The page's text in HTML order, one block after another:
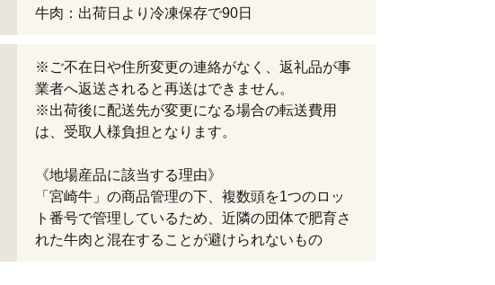
牛肉：出荷日より冷凍保存で90日
※ご不在日や住所変更の連絡がなく、返礼品が事
業者へ返送されると再送はできません。
※出荷後に配送先が変更になる場合の転送費用
は、受取人様負担となります。
《地場産品に該当する理由》
「宮崎牛」の商品管理の下、複数頭を1つのロッ
ト番号で管理しているため、近隣の団体で肥育さ
れた牛肉と混在することが避けられないもの